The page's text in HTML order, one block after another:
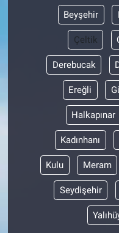
Beyşehir
Çeltik
Derebucak
Ereğli
Halkapınar
Kadınhanı
Kulu Meram
Seydişehir